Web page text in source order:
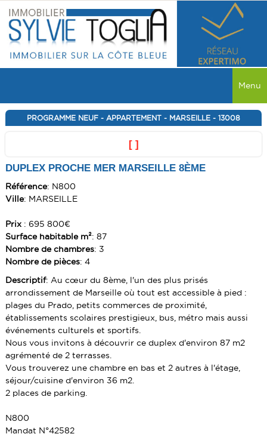
Menu
ACCUEIL
TOUTES LES VENTES
MAISON
COMMERCE
TERRAIN
IMMEUBLE
CABANON
LOCATIONS
TOUTES LES LOCATIONS
APPARTEMENT
COMMERCE
PRESTIGE
IMMEUBLE
CABANON
PROGRAMME NEUF
MAISON
APPARTEMENT
COMMERCE
RECHERCHER
SERVICES
ALERTE E-MAIL
VENDRE UN BIEN
ESTIMATION
CONTACT
PROGRAMME NEUF - APPARTEMENT - MARSEILLE - 13008
[ ]
DUPLEX PROCHE MER MARSEILLE 8ÈME
Référence: N800
Ville: MARSEILLE
Prix: 695 800€
Surface habitable m²: 87
Nombre de chambres: 3
Nombre de pièces: 4
Descriptif: Au cœur du 8ème, l'un des plus prisés
arrondissement de Marseille où tout est accessible à pied :
plages du Prado, petits commerces de proximité,
établissements scolaires prestigieux, bus, métro mais aussi
événements culturels et sportifs.
Nous vous invitons à découvrir ce duplex d'environ 87 m2
agrémenté de 2 terrasses.
Vous trouverez une chambre en bas et 2 autres à l'étage,
séjour/cuisine d'environ 36 m2.
2 places de parking.
N800
Mandat N°42582